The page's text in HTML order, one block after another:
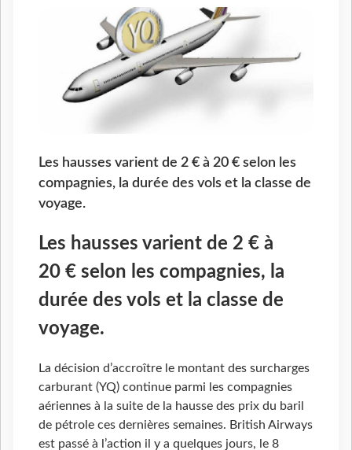
Les hausses varient de 2 € à 20 € selon les
compagnies, la durée des vols et la classe de
voyage.
Les hausses varient de 2 € à
20 € selon les compagnies, la
durée des vols et la classe de
voyage.
La décision d’accroître le montant des surcharges
carburant (YQ) continue parmi les compagnies
aériennes à la suite de la hausse des prix du baril
de pétrole ces dernières semaines. British Airways
est passé à l’action il y a quelques jours, le 8